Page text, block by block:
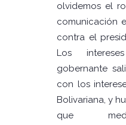
olvidemos el
comunicación
contra el
Los
gobernante
con los
Bolivariana, y
que